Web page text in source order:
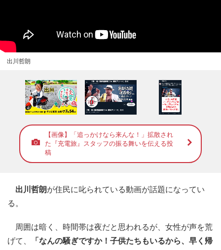
出川哲朗
【画像】「追っかけなら来んな！」拡散され
た『充電旅』スタッフの振る舞いを伝える投
稿
出川哲朗が住民に叱られている動画が話題になってい
る。
周囲は暗く、時間帯は夜だと思われるが、女性が声を荒
げて、
「なんの騒ぎですか！子供たちもいるから、早く帰